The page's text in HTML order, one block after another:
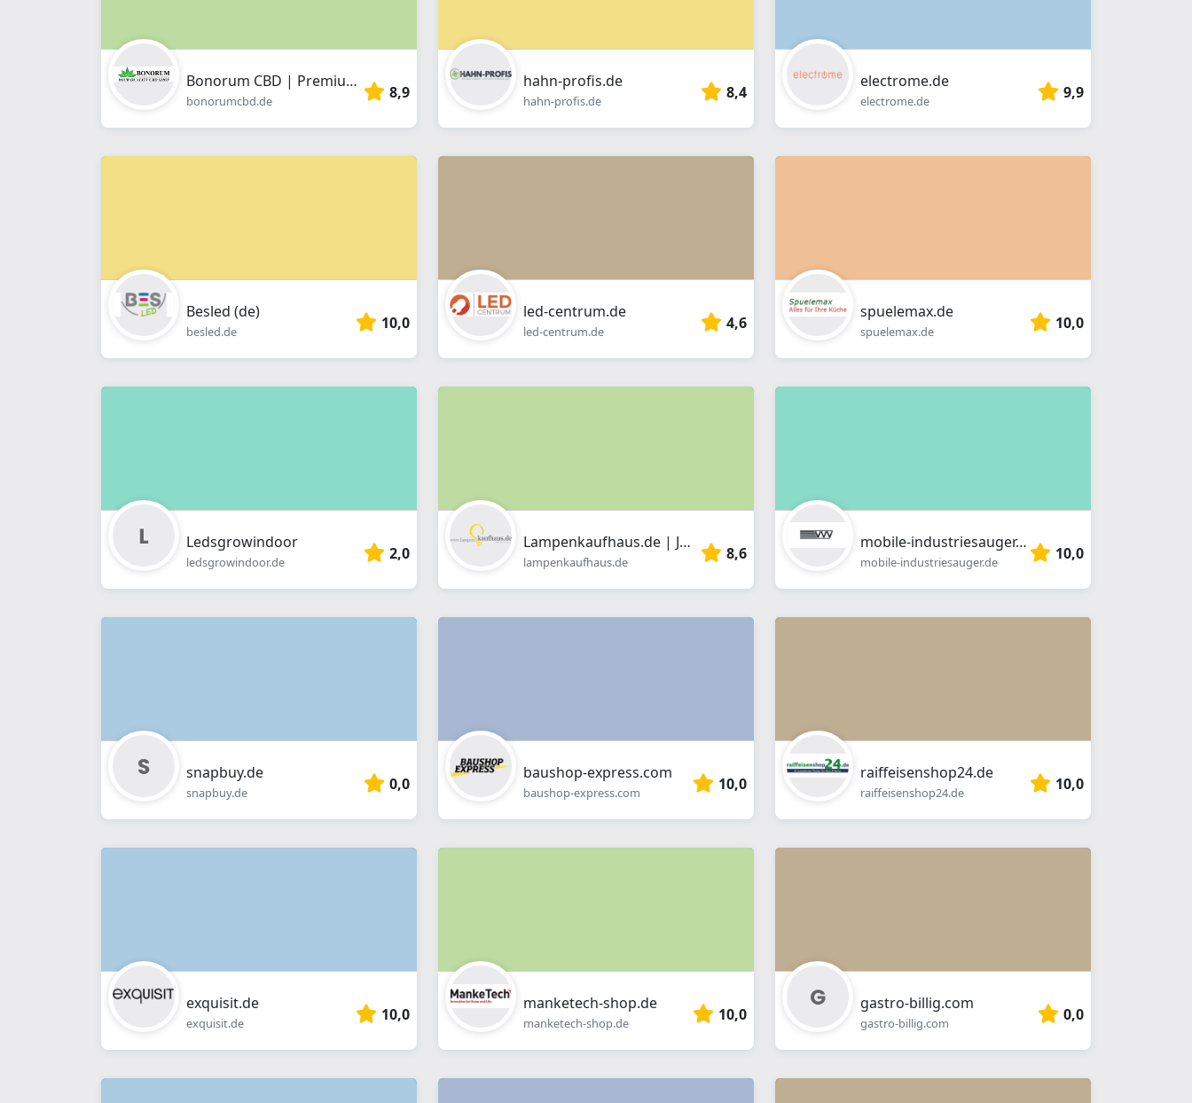
Bonorum CBD | Premium CBD Produkte online kaufen | Blüten, Öle, Hasch
bonorumcbd.de 8,9
hahn-profis.de
hahn-profis.de 8,4
electrome.de
electrome.de 9,9
Besled (de)
besled.de 10,0
led-centrum.de
led-centrum.de 4,6
spuelemax.de
spuelemax.de 10,0
Ledsgrowindoor
ledsgrowindoor.de 2,0
Lampenkaufhaus.de | Jüterbog
lampenkaufhaus.de 8,6
mobile-industriesauger.de
mobile-industriesauger.de 10,0
snapbuy.de
snapbuy.de 0,0
baushop-express.com
baushop-express.com 10,0
raiffeisenshop24.de
raiffeisenshop24.de 10,0
exquisit.de
exquisit.de 10,0
manketech-shop.de
manketech-shop.de 10,0
gastro-billig.com
gastro-billig.com 0,0